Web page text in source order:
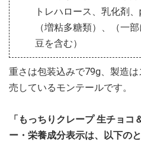
トレハロース、乳化剤
（増粘多糖類）、（一
豆を含む）
重さは包装込みで79g、製造
売しているモンテールです。
「もっちりクレープ 生チョコ
ー・栄養成分表示は、以下の